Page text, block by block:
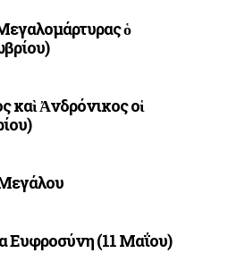
ὁ
καὶ Ἀνδρόνικος οἱ
Ευφροσύνη (11 Μαΐου)